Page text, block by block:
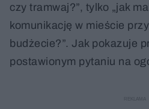
czy tramwaj?”, tylko „jak
komunikację w mieście
budżecie?”. Jak pokazuje
postawionym pytaniu na